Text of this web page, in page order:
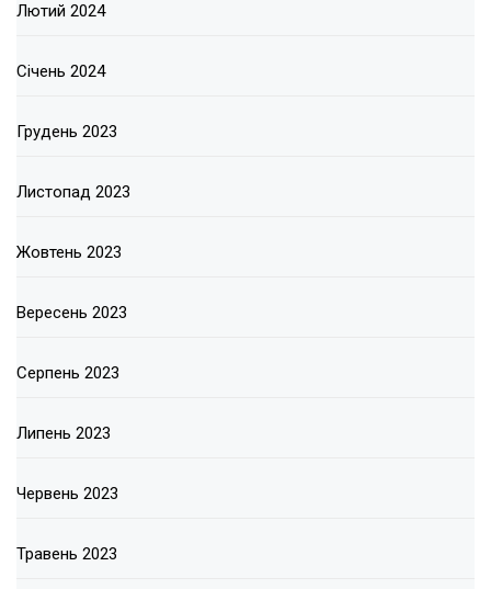
Лютий 2024
Січень 2024
Грудень 2023
Листопад 2023
Жовтень 2023
Вересень 2023
Серпень 2023
Липень 2023
Червень 2023
Травень 2023